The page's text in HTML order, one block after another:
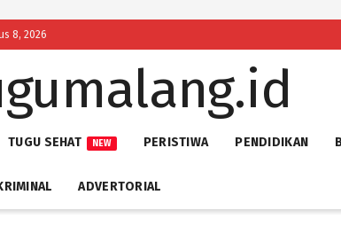
8, 2026
TUGU SEHAT NEW PERISTIWA PENDIDIKAN
ADVERTORIAL